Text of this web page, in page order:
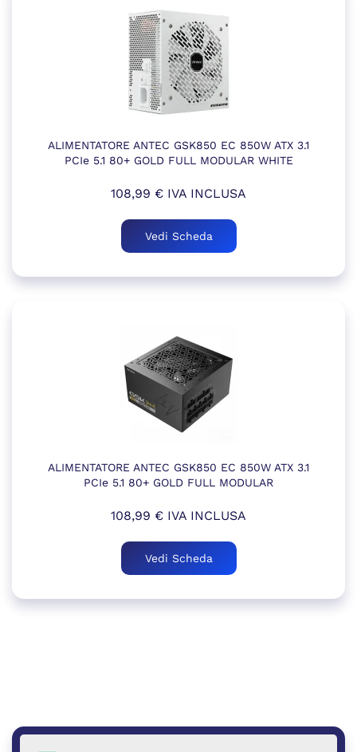
ALIMENTATORE ANTEC GSK850 EC 850W ATX 3.1
PCIe 5.1 80+ GOLD FULL MODULAR WHITE
108,99 € IVA INCLUSA
Vedi Scheda
ALIMENTATORE ANTEC GSK850 EC 850W ATX 3.1
PCIe 5.1 80+ GOLD FULL MODULAR
108,99 € IVA INCLUSA
Vedi Scheda